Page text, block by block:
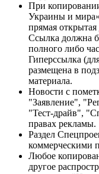
При
Украины и
прямая
Ссылка должна
полного либо
Гиперссылка
размещена в
материала.
Новости с
"Заявление",
"Тест-драйв",
правах рекламы.
Раздел
коммерческими
Любое
другое